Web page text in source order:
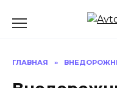
ГЛАВНАЯ »